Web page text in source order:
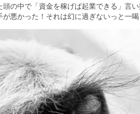
の中で「資金を稼げば起業できる」言
悪かった！それは幻に過ぎないっと一喝